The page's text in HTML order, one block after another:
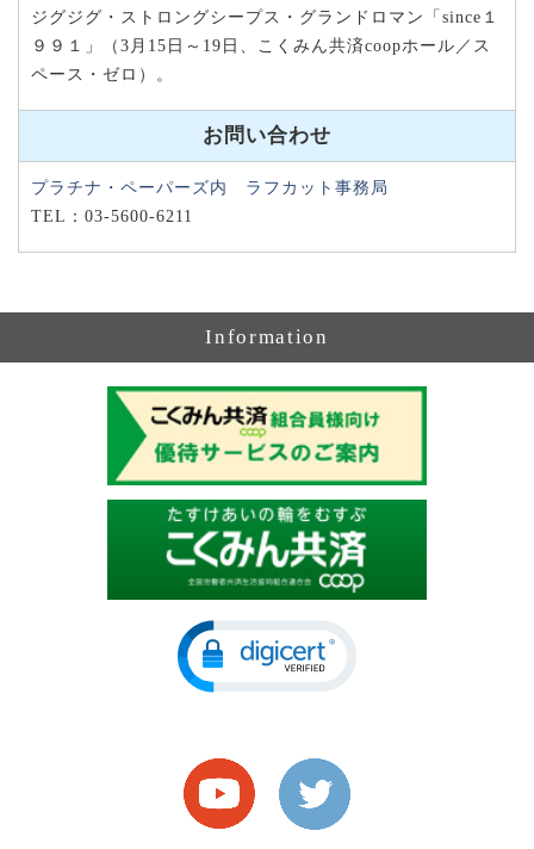
ジグジグ・ストロングシープス・グランドロマン「since１
９９１」（3月15日～19日、こくみん共済coopホール／ス
ペース・ゼロ）。
お問い合わせ
プラチナ・ペーパーズ内 ラフカット事務局
TEL：03-5600-6211
Information